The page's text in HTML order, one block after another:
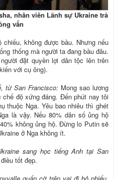
nhân viên Lãnh sự Ukraine trả
vấn
chiếu, không được bầu. Nhưng nếu
thống mà người ta đang bầu đâu.
đặt quyền lợi dân tộc lên trên
với cụ ông).
từ San Francisco: Mong sao lương
độ xứng đáng. Đến phút nay tôi
thuộc Nga. Yêu bao nhiêu thì ghét
là vậy. Nếu 80% dân số ủng hộ
không ủng hộ. Đừng lo Putin sẽ
ở Nga không ít.
sang học tiếng Anh tại San
tốt đẹp.